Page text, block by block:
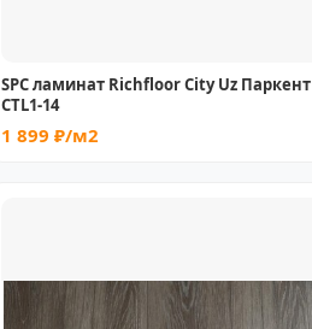
SPC ламинат Richfloor City Uz Паркент
CTL1-14
1 899 ₽/м2